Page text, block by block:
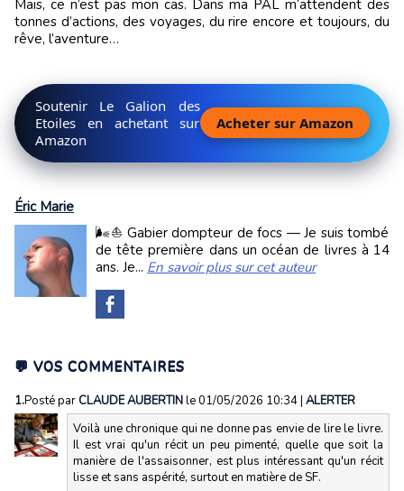
Mais, ce n’est pas mon cas. Dans ma PAL m’attendent des
tonnes d’actions, des voyages, du rire encore et toujours, du
rêve, l’aventure…
Soutenir Le Galion des
Etoiles en achetant sur
Amazon
Acheter sur Amazon
Éric Marie
🌬️⛵ Gabier dompteur de focs — Je suis tombé
de tête première dans un océan de livres à 14
ans. Je... En savoir plus sur cet auteur
💬 VOS COMMENTAIRES
1.Posté parCLAUDE AUBERTINle 01/05/2026 10:34 | ALERTER
Voilà une chronique qui ne donne pas envie de lire le livre.
Il est vrai qu'un récit un peu pimenté, quelle que soit la
manière de l'assaisonner, est plus intéressant qu'un récit
lisse et sans aspérité, surtout en matière de SF.